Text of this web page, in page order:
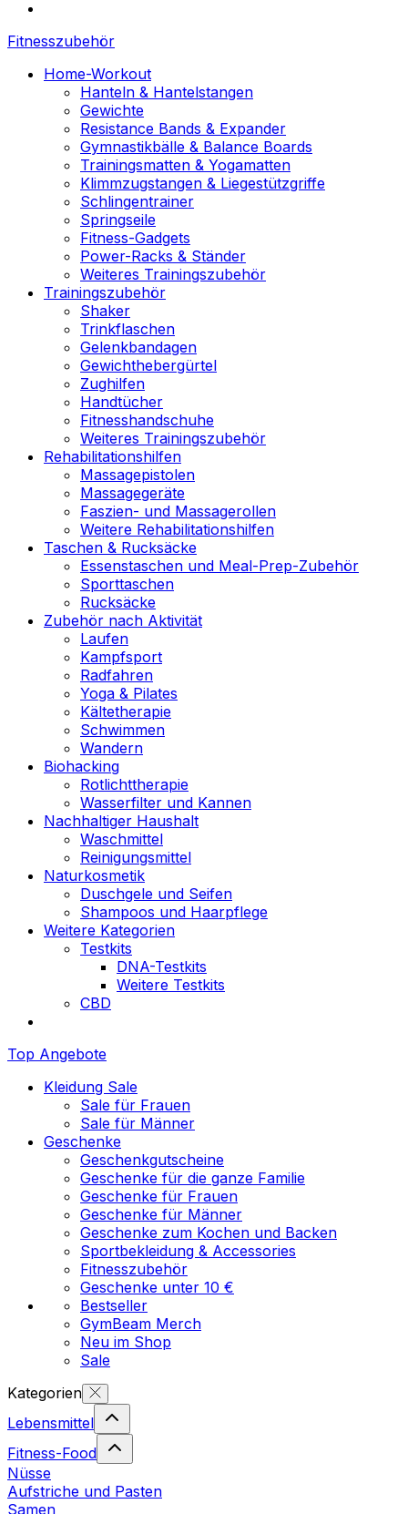
Fitnesszubehör
Home-Workout
Hanteln & Hantelstangen
Gewichte
Resistance Bands & Expander
Gymnastikbälle & Balance Boards
Trainingsmatten & Yogamatten
Klimmzugstangen & Liegestützgriffe
Schlingentrainer
Springseile
Fitness-Gadgets
Power-Racks & Ständer
Weiteres Trainingszubehör
Trainingszubehör
Shaker
Trinkflaschen
Gelenkbandagen
Gewichthebergürtel
Zughilfen
Handtücher
Fitnesshandschuhe
Weiteres Trainingszubehör
Rehabilitationshilfen
Massagepistolen
Massagegeräte
Faszien- und Massagerollen
Weitere Rehabilitationshilfen
Taschen & Rucksäcke
Essenstaschen und Meal-Prep-Zubehör
Sporttaschen
Rucksäcke
Zubehör nach Aktivität
Laufen
Kampfsport
Radfahren
Yoga & Pilates
Kältetherapie
Schwimmen
Wandern
Biohacking
Rotlichttherapie
Wasserfilter und Kannen
Nachhaltiger Haushalt
Waschmittel
Reinigungsmittel
Naturkosmetik
Duschgele und Seifen
Shampoos und Haarpflege
Weitere Kategorien
Testkits
DNA-Testkits
Weitere Testkits
CBD
Top Angebote
Kleidung Sale
Sale für Frauen
Sale für Männer
Geschenke
Geschenkgutscheine
Geschenke für die ganze Familie
Geschenke für Frauen
Geschenke für Männer
Geschenke zum Kochen und Backen
Sportbekleidung & Accessories
Fitnesszubehör
Geschenke unter 10 €
Bestseller
GymBeam Merch
Neu im Shop
Sale
Kategorien
Lebensmittel
Fitness-Food
Nüsse
Aufstriche und Pasten
Samen